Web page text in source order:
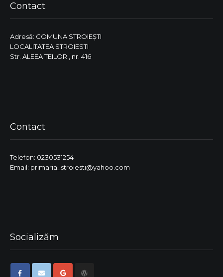
Contact
Adresă: COMUNA STROIEŞTI
LOCALITATEA STROIESTI
Str. ALEEA TEILOR , nr. 416
Contact
Telefon: 0230531254
Email: primaria_stroiesti@yahoo.com
Socializăm